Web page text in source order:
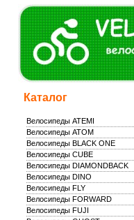
Каталог
Велосипеды ATEMI
Велосипеды ATOM
Велосипеды BLACK ONE
Велосипеды CUBE
Велосипеды DIAMONDBACK
Велосипеды DINO
Велосипеды FLY
Велосипеды FORWARD
Велосипеды FUJI